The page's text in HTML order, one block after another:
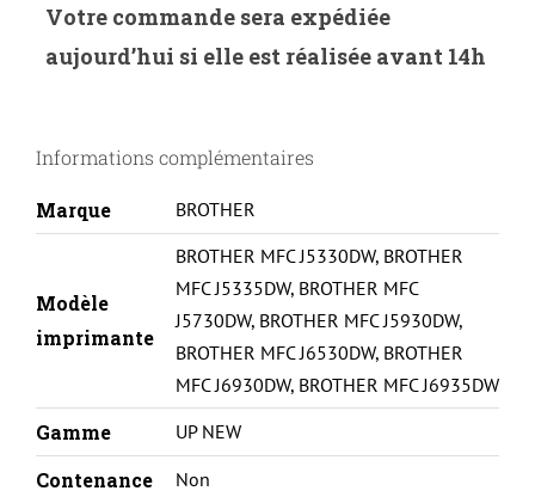
B-
3219XLC-
J5330/J5730/J6530/J6930-
C
Votre commande sera expédiée
aujourd’hui si elle est réalisée avant 14h
Informations complémentaires
Marque BROTHER
Modèle
imprimante
BROTHER MFC J5330DW, BROTHER
MFC J5335DW, BROTHER MFC
J5730DW, BROTHER MFC J5930DW,
BROTHER MFC J6530DW, BROTHER
MFC J6930DW, BROTHER MFC J6935DW
Gamme UP NEW
Contenance Non